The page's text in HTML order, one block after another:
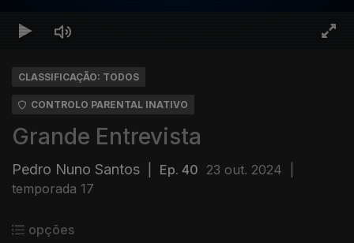
CLASSIFICAÇÃO: TODOS
CONTROLO PARENTAL INATIVO
Grande Entrevista
Pedro Nuno Santos Ep. 40 23 out. 2024
temporada 17
opções